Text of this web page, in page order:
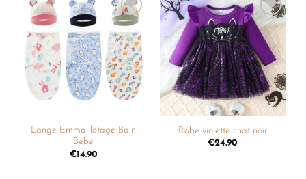
Ajouter
à la
liste de
souhaits
Lange Emmaillotage Bain
Bébé
€14.90
Ajouter
à la
liste de
souhaits
Robe violette chat noir
€24.90